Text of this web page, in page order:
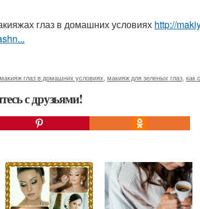
глаз в домашних условиях http://
макияж глаз в домашних условиях макияж для зеленых глаз как
с друзьями!